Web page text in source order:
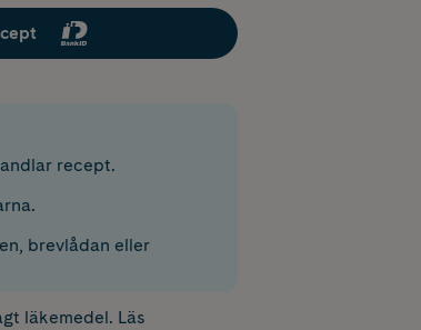
recept.
brevlådan eller
läkemedel. Läs